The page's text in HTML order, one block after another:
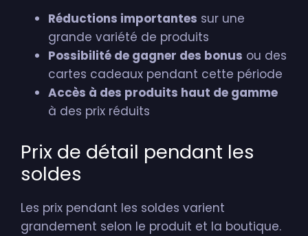
Réductions importantes sur une
grande variété de produits
Possibilité de gagner des bonus ou des
cartes cadeaux pendant cette période
Accès à des produits haut de gamme
à des prix réduits
Prix de détail pendant les
soldes
Les prix pendant les soldes varient
grandement selon le produit et la boutique.